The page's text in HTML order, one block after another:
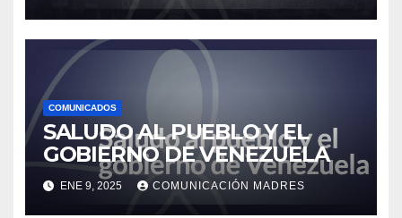
COMUNICADOS
SALUDO AL PUEBLO Y EL
GOBIERNO DE VENEZUELA
ENE 9, 2025 COMUNICACIÓN MADRES